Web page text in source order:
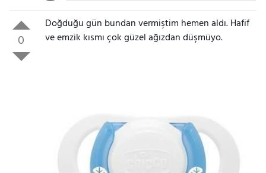
0
Doğduğu gün bundan vermiştim hemen aldı. Hafif
ve emzik kısmı çok güzel ağızdan düşmüyo.